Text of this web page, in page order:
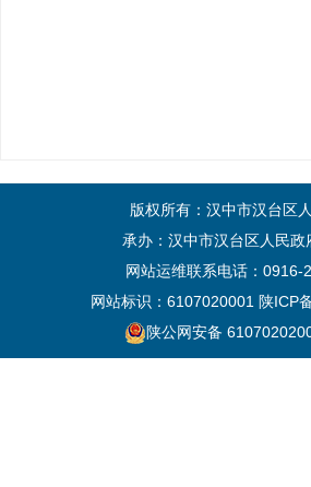
版权所有：汉中市汉台区
承办：汉中市汉台区人民政
网站运维联系电话：0916-
网站标识：6107020001 陕ICP
陕公网安备